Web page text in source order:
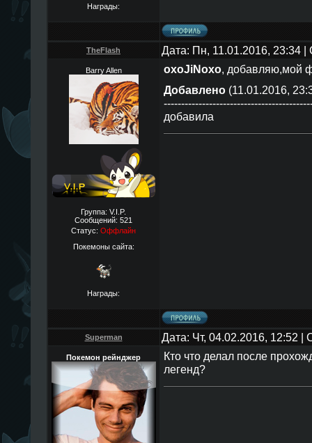
Награды:
TheFlаsh Дата: Пн, 11.01.2016, 23:34
Barry Allen
Группа: V.I.P.
Сообщений: 521
Статус: Оффлайн
Покемоны сайта:
Награды:
oxoJiNoxo, добавляю,мой
Добавлено(11.01.2016,
добавила
Superman Дата: Чт, 04.02.2016, 12:52
Покемон рейнджер
Кто что делал после
легенд?